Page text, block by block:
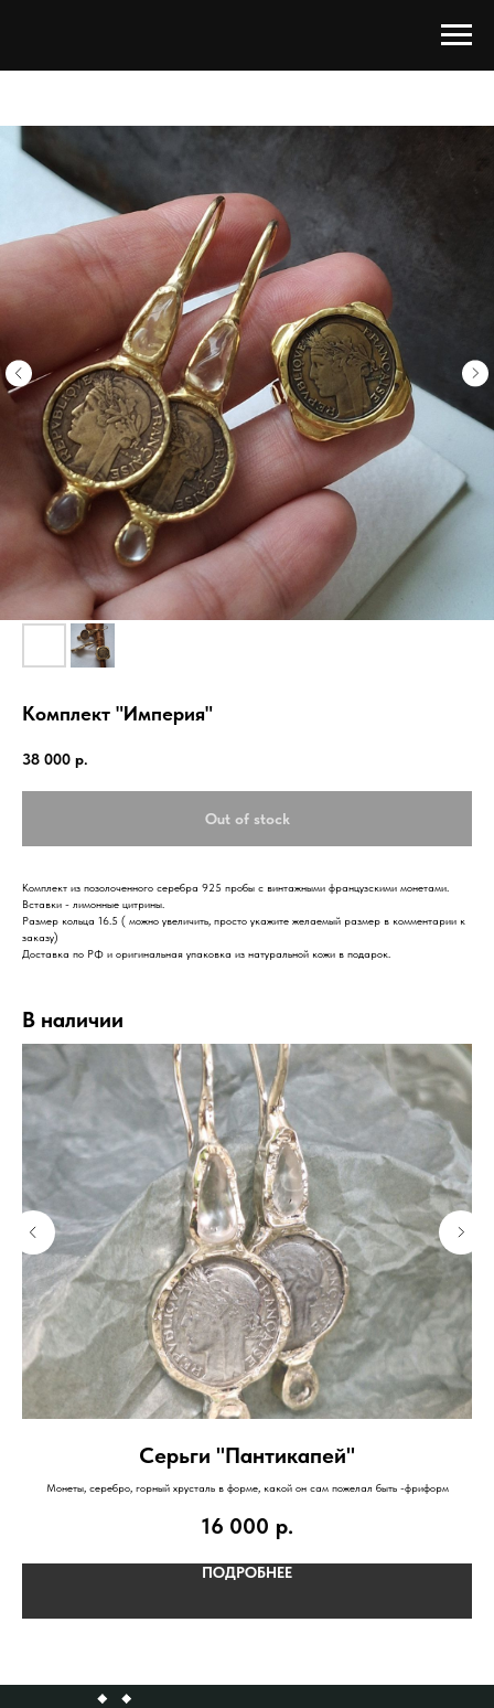
Комплект "Империя"
38 000 р.
Out of stock
Комплект из позолоченного серебра 925 пробы с винтажными французскими монетами.
Вставки - лимонные цитрины.
Размер кольца 16.5 ( можно увеличить, просто укажите желаемый размер в комментарии к
заказу)
Доставка по РФ и оригинальная упаковка из натуральной кожи в подарок.
В наличии
Серьги "Пантикапей"
Монеты, серебро, горный хрусталь в форме, какой он сам пожелал быть -фриформ
16 000 р.
ПОДРОБНЕЕ